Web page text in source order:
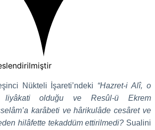
Nükteli İşareti’ndeki “Hazret-i Alî, o
liyâkati olduğu ve Resûl-ü Ekrem
karâbeti ve hârikulâde cesâret ve
hilâfette tekaddüm ettirilmedi? Sualini